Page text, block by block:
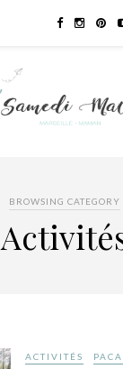
BROWSING CATEGORY
ACTIVITÉS PACA